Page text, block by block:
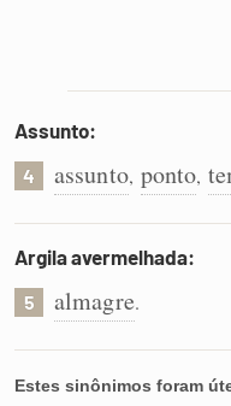
Assunto:
4 assunto, ponto,
Argila avermelhada:
5 almagre.
Estes sinônimos foram